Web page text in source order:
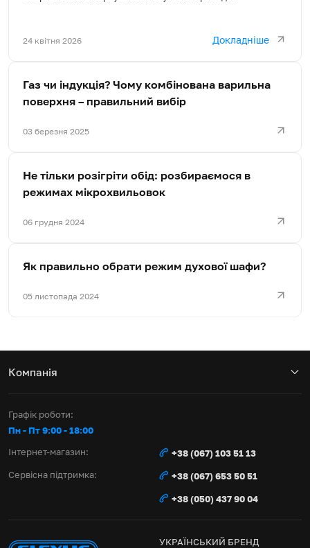
24 квітня 2026 Докладніше
Газ чи індукція? Чому комбінована варильна
поверхня – правильний вибір
03 березня 2025
Не тільки розігріти обід: розбираємося в
режимах мікрохвильовок
06 грудня 2024
Як правильно обрати режим духової шафи?
05 листопада 2024
Компанія
Графік роботи:
Пн - Пт 9:00 - 18:00
Інтернет-магазин:
+38 (067) 103 51 13
Сервісна підтримка:
+38 (067) 653 50 51
+38 (050) 437 90 04
УКРАЇНСЬКИЙ БРЕНД